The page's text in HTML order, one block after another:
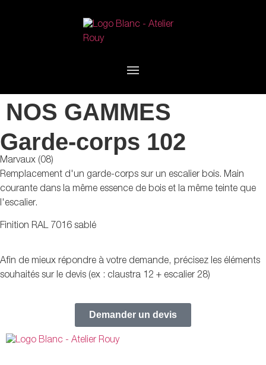
NOS GAMMES
Garde-corps 102
Marvaux (08)
Remplacement d'un garde-corps sur un escalier bois. Main
courante dans la même essence de bois et la même teinte que
l'escalier.
Finition RAL 7016 sablé
Afin de mieux répondre à votre demande, précisez les éléments
souhaités sur le devis (ex : claustra 12 + escalier 28)
Demander un devis